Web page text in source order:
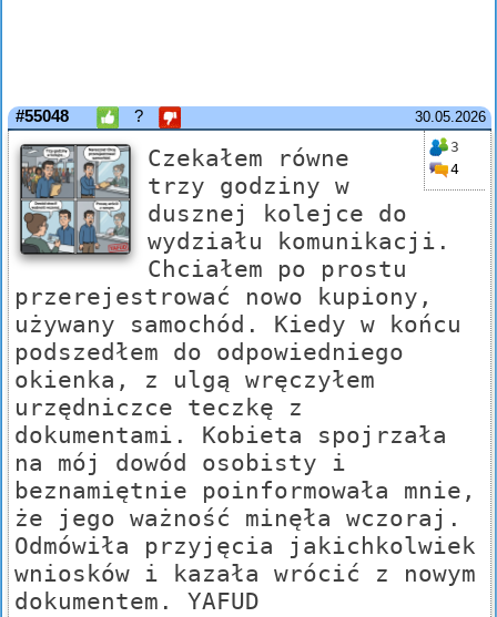
30.05.2026
#55048 ?
3
4
Czekałem równe
trzy godziny w
dusznej kolejce do
wydziału komunikacji.
Chciałem po prostu
przerejestrować nowo kupiony,
używany samochód. Kiedy w końcu
podszedłem do odpowiedniego
okienka, z ulgą wręczyłem
urzędniczce teczkę z
dokumentami. Kobieta spojrzała
na mój dowód osobisty i
beznamiętnie poinformowała mnie,
że jego ważność minęła wczoraj.
Odmówiła przyjęcia jakichkolwiek
wniosków i kazała wrócić z nowym
dokumentem. YAFUD